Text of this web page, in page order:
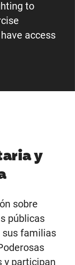
to
access
y
sobre
públicas
sus familias
y participan